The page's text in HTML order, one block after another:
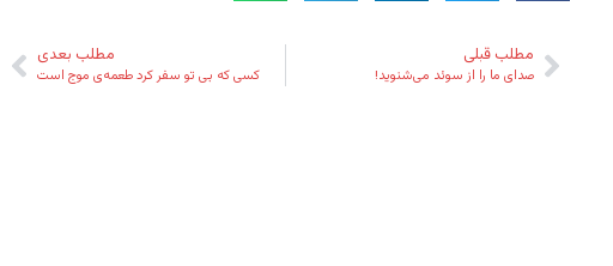
مطلب قبلی
صدای ما را از سوئد می‌شنوید!
مطلب بعدی
کسی که بی تو سفر کرد طعمه‌ی موج است